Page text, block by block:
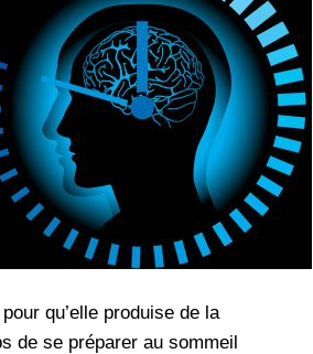
qu’elle produise de la
de se préparer au sommeil